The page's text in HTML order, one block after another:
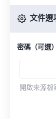
文件選
密碼（可選）
開啟來源檔